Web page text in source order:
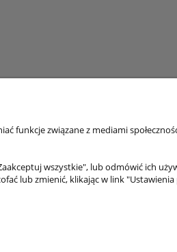
Moje konto
Twoje zamówienia
Ustawienia konta
funkcje związane z mediami
wszystkie", lub odmówić ich
lub zmienić, klikając w link